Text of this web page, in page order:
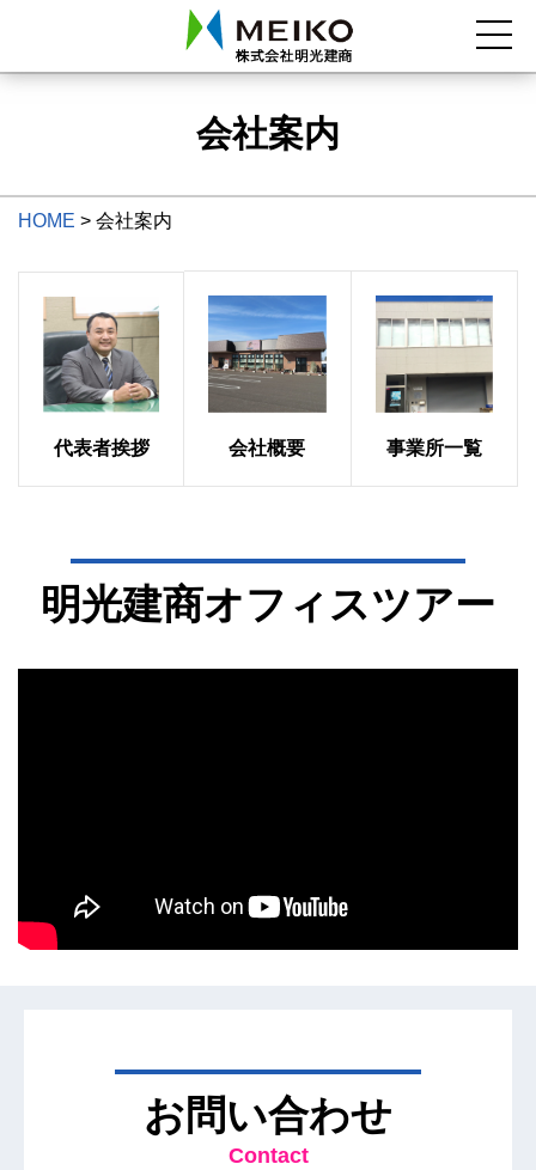
会社案内
HOME > 会社案内
代表者挨拶 会社概要 事業所一覧
明光建商オフィスツアー
お問い合わせ
Contact